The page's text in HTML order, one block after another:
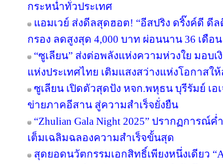
กระหน่ำทั่วประเทศ
แอมเวย์ ส่งดีลสุดฮอต! “อีสปริง ดริ๊งค์ดี ดี
กรอง ลดสูงสุด 4,000 บาท ผ่อนนาน 36 เดือน
“ซูเลียน” ส่งต่อพลังแห่งความห่วงใย มอ
แห่งประเทศไทย เติมแสงสว่างแห่งโอกาสใ
ซูเลียน เปิดตัวสุดปัง หจก.พหุธน บุรีรัมย์ เอ
ข่ายภาคอีสาน สู่ความสำเร็จยั่งยืน
“Zhulian Gala Night 2025” ปรากฏการณ์
เต็มเฉลิมฉลองความสำเร็จขั้นสุด
สุดยอดนวัตกรรมเอกสิทธิ์เพียงหนึ่งเดียว